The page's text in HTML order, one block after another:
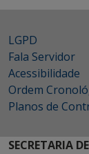
LGPD
Fala Servidor
Acessibilidade
Ordem
Planos de
SECRETARIA